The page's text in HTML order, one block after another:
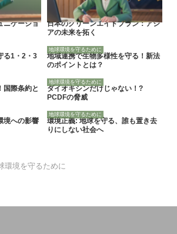
ニケーショ
日本のグリーンエイドプラン：アジ
アの未来を拓く
る1・2・3
地球環境を守るために
地域連携で生物多様性を守る！新法
のポイントとは？
国際条約と
地球環境を守るために
ダイオキシンだけじゃない！?
PCDFの脅威
境への影響
地球環境を守るために
環境正義: 地球を守る、誰も置き去
りにしない社会へ
環境を守るために